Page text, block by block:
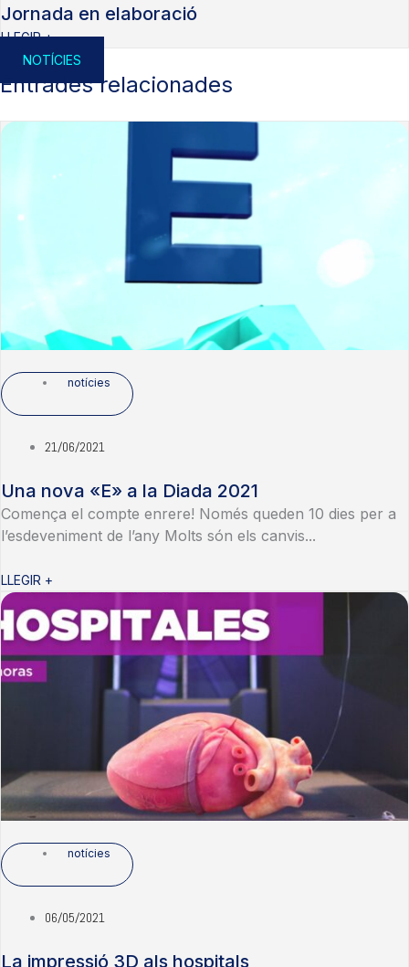
Jornada en elaboració
LLEGIR +
NOTÍCIES
Entrades relacionades
notícies
21/06/2021
Una nova «E» a la Diada 2021
Comença el compte enrere! Només queden 10 dies per a
l’esdeveniment de l’any Molts són els canvis...
LLEGIR +
notícies
06/05/2021
La impressió 3D als hospitals